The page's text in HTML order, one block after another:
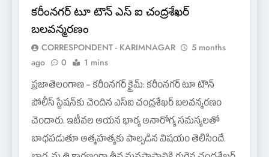
కరీంనగర్ టూ టౌన్ ఎస్ ఐ చంద్రశేఖర్
బలవన్మరణం
CORRESPONDENT - KARIMNAGAR
5 months
ago
0 1 mins
ప్రజాతెలంగాణ – కరీంనగర్ క్రైమ్: కరీంనగర్ టూ టౌన్
పోలీస్ స్టేషన్‌కు చెందిన ఎస్‌ఐ చంద్రశేఖర్ బలవన్మరణం
చెందారు. ఇటీవల ఆయన భార్య అనారోగ్య సమస్యలతో
బాధపడుతూ ఆత్మహత్యకు పాల్పడిన విషయం తెలిసిందే.